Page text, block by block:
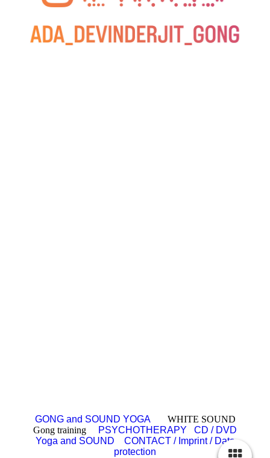
GONG and SOUND YOGAWHITE SOUND
Gong training
PSYCHOTHERAPY
CD / DVD
Yoga and SOUND
CONTACT / Imprint / Data
protection